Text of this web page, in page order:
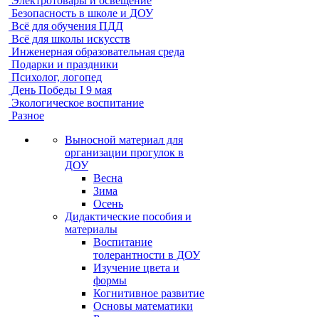
Безопасность в школе и ДОУ
Всё для обучения ПДД
Всё для школы искусств
Инженерная образовательная среда
Подарки и праздники
Психолог, логопед
День Победы I 9 мая
Экологическое воспитание
Разное
Выносной материал для
организации прогулок в
ДОУ
Весна
Зима
Осень
Дидактические пособия и
материалы
Воспитание
толерантности в ДОУ
Изучение цвета и
формы
Когнитивное развитие
Основы математики